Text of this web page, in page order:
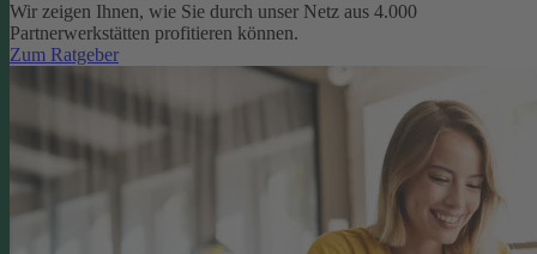
Wir zeigen Ihnen, wie Sie durch unser Netz aus 4.000
Partnerwerkstätten profitieren können.
Zum Ratgeber